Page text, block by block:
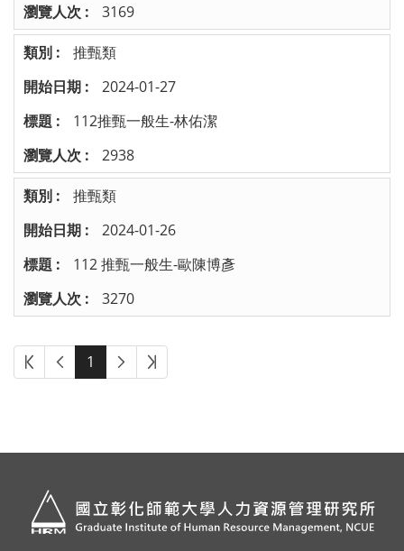
3169
推甄類
2024-01-27
112推甄一般生-林佑潔
2938
推甄類
2024-01-26
112 推甄一般生-歐陳博彥
3270
1